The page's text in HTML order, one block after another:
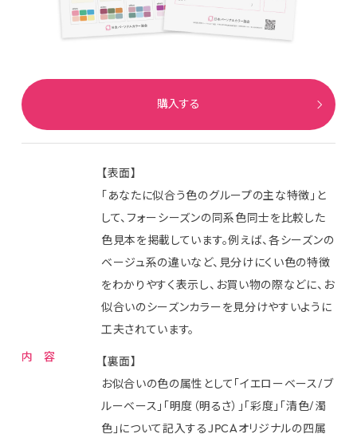
購入する
内 容
【表面】
「あなたに似合う色のグループの主な特徴」と
して、フォーシーズンの同系色同士を比較した
色見本を掲載しています。例えば、各シーズンの
ベージュ系の違いなど、見分けにくい色の特徴
をわかりやすく表示し、お買い物の際などに、お
似合いのシーズンカラーを見分けやすいように
工夫されています。
【裏面】
お似合いの色の属性として「イエローベース/ブ
ルーベース」「明度（明るさ）」「彩度」「清色/濁
色」について記入するJPCAオリジナルの四属